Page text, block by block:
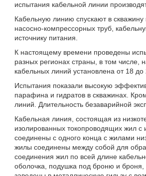
испытания кабельной линии
Кабельную линию спускают в
насосно-компрессорных труб,
источнику питания.
К настоящему времени проведены
разных регионах страны, в том числе,
кабельных линий установлена от 18 до
Испытания показали высокую
парафина и гидратов в скважинах.
линий. Длительность безаварийной
Кабельная линия, состоящая из
изолированных токопроводящих жил с
соединены с одного конца с жилами
жилы соединены между собой для
соединения жил по всей длине
оболочка, подушка под броню и броня,